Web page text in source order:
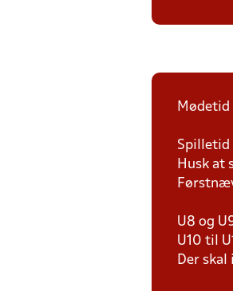
Spilletid
Husk at
U8 og
U10 til
Der